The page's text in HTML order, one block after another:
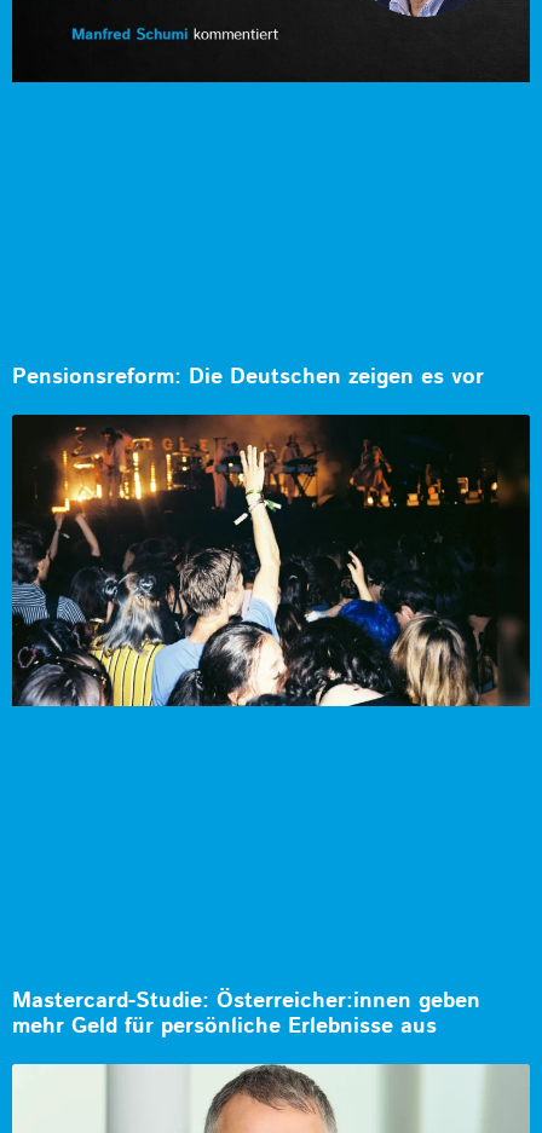
Pensionsreform: Die Deutschen zeigen es vor
Mastercard-Studie: Österreicher:innen geben
mehr Geld für persönliche Erlebnisse aus